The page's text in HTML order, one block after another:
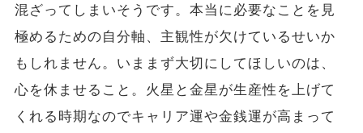
混ざってしまいそうです。本当に必要なことを見
極めるための自分軸、主観性が欠けているせいか
もしれません。いままず大切にしてほしいのは、
心を休ませること。火星と金星が生産性を上げて
くれる時期なのでキャリア運や金銭運が高まって